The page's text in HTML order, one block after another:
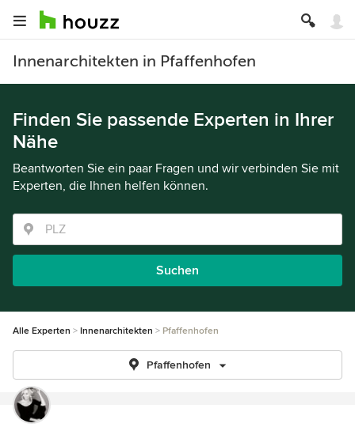
Innenarchitekten in Pfaffenhofen
Finden Sie passende Experten in Ihrer
Nähe
Beantworten Sie ein paar Fragen und wir verbinden Sie mit
Experten, die Ihnen helfen können.
Suchen
Alle Experten Innenarchitekten Pfaffenhofen
Pfaffenhofen